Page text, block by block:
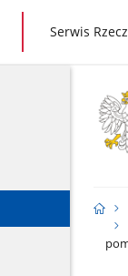
gov.pl
Serwis